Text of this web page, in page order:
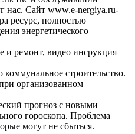
нас. Сайт www.e-nergiya.ru-
ресурс, полностью
энергетического
и ремонт, видео инсрукция
строительство.
организованном
прогноз с новыми
гороскопа. Проблема
могут не сбыться.